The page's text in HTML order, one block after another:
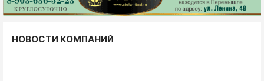
НОВОСТИ КОМПАНИЙ